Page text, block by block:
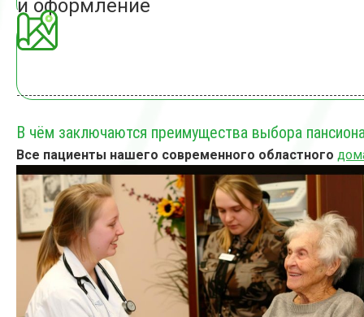
и оформление
В чём заключаются преимущества выбора
Все пациенты нашего современного областного